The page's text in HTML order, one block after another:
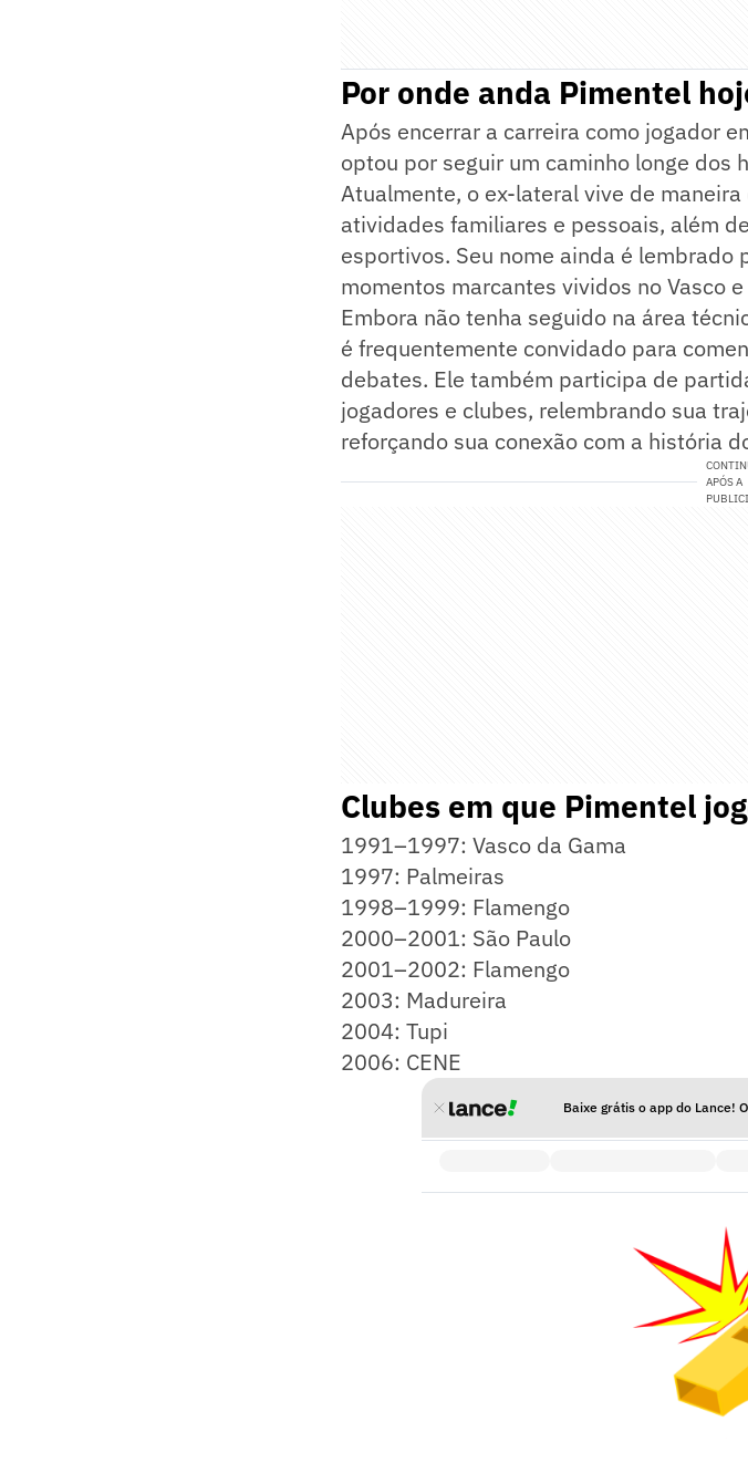
Por onde anda Pimentel
Após encerrar a carreira como jogador
optou por seguir um caminho longe dos
Atualmente, o ex-lateral vive de
atividades familiares e pessoais, além
esportivos. Seu nome ainda é
momentos marcantes vividos no Vasco
Embora não tenha seguido na área
é frequentemente convidado para
debates. Ele também participa de
jogadores e clubes, relembrando sua
reforçando sua conexão com a história
APÓS A
Clubes em que Pimentel
1991–1997: Vasco da Gama
1997: Palmeiras
1998–1999: Flamengo
2000–2001: São Paulo
2001–2002: Flamengo
2003: Madureira
2004: Tupi
2006: CENE